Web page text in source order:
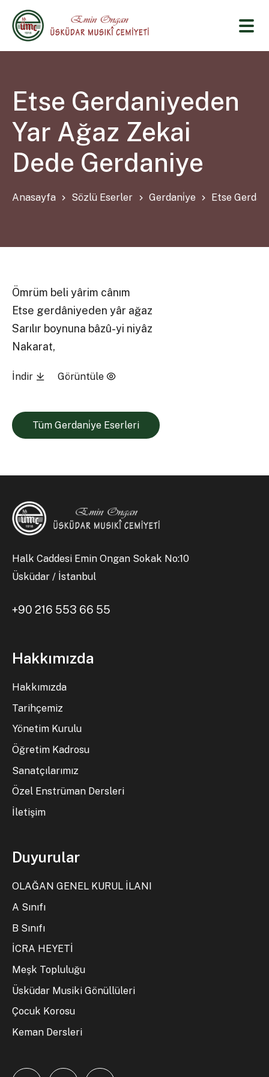
Etse Gerdaniyeden
Yar Ağaz Zekai
Dede Gerdaniye
Anasayfa Sözlü Eserler Gerdani̇ye Etse
Ömrüm beli yârim cânım
Etse gerdâniyeden yâr ağaz
Sarılır boynuna bâzû-yi niyâz
Nakarat,
İndir Görüntüle
Tüm Gerdani̇ye Eserleri
Halk Caddesi Emin Ongan Sokak No:10
Üsküdar / İstanbul
+90 216 553 66 55
Hakkımızda
Hakkımızda
Tarihçemiz
Yönetim Kurulu
Öğretim Kadrosu
Sanatçılarımız
Özel Enstrüman Dersleri
İletişim
Duyurular
OLAĞAN GENEL KURUL İLANI
A Sınıfı
B Sınıfı
İCRA HEYETİ
Meşk Topluluğu
Üsküdar Musiki Gönüllüleri
Çocuk Korosu
Keman Dersleri